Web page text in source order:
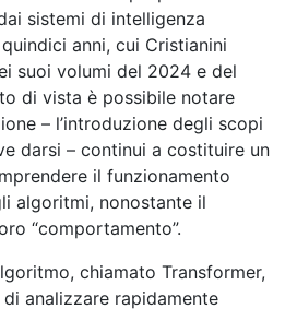
sistemi di intelligenza
anni, cui Cristianini
suoi volumi del 2024 e del
di vista è possibile notare
– l’introduzione degli scopi
darsi – continui a costituire un
il funzionamento
algoritmi, nonostante il
“comportamento”.
chiamato Transformer,
analizzare rapidamente